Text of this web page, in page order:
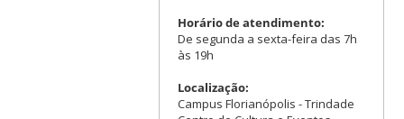
Horário de atendimento:
De segunda a sexta-feira das 7h
às 19h
Localização:
Campus Florianópolis - Trindade